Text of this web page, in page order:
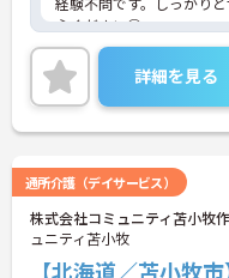
心ください◎
残業も月5時間程度と少な
の時間を大切にできます☆
ご興味のある方には、面
に詳細をお話しいたしま
さい！
詳細を見る
通所介護（デイサービス）
株式会社コミュニティ苫小牧
ュニティ苫小牧
【北海道／苫小牧